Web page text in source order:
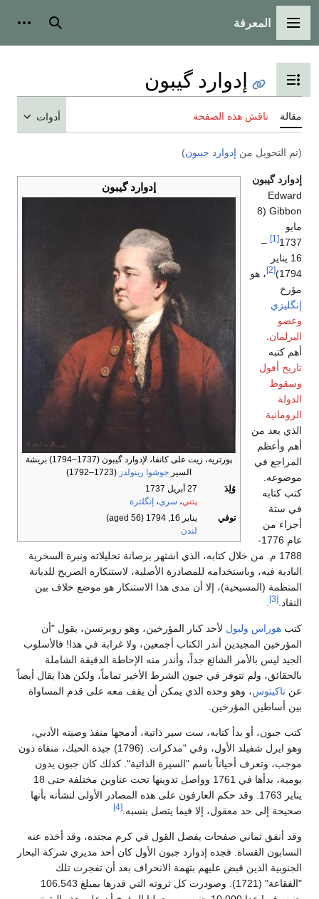
القائمة الرئيسية
المعرفة بحث
تبديل عرض جدول المحتويات
إدوارد گيبون
مقالة ناقش هذه الصفحة أدوات
(تم التحويل من إدوارد جيبون)
إدوارد گيبون
پورتريه، زيت على كانفا، لإدوارد گيبون (1737–1794) بريشة
السير جوشوا رينولدز (1723–1792)
وُلِدَ
27 أبريل 1737
پتني، سري، إنگلترة
توفي
يناير 16, 1794
(aged 56)
لندن
إدوارد گيبون
Edward
Gibbon (8
مايو
1737
[1]
–
16 يناير
1794)
[2]
، هو
مؤرخ
إنگليزي
وعضو
البرلمان
أهم كتبه
تاريخ أفول
وسقوط
الدولة
الرومانية
الذي يعد من
أهم وأعظم
المراجع في
موضوعه.
كتب كتابه
في ستة
أجزاء من
عام 1776-
1788 م. من خلال كتابه، الذي اشتهر برصانة تحليلاته ونبرة السخرية
البادية فيه، وباستخدامه للمصادرة الأصلية، لاستنكاره الصريح للديانة
المنظمة (المسيحية)، إلا أن مدى هذا الاستنكار هو موضع خلاف بين
النقاد. [3]
كتب هوراس ولبول لأحد كبار المؤرخين، وهو روبرتسن، يقول "أن
المؤرخين المجيدين أندر الكتاب أجمعين، ولا غرابة في هذا! فالأسلوب
الجيد ليس بالأمر الشائع جداً، وأندر منه الإحاطة الدقيقة الشاملة
بالحقائق، ولم تتوفر في جبون الشرط الأخير تماماً، ولكن هذا يقال أيضاً
عن تاكيتوس، وهو وحده الذي يمكن أن يقف معه على قدم المساواة
بين أساطين المؤرخين.
كتب جبون، أو بدأ كتابه، ست سير ذاتية، أدمجها منفذ وصيته الأدبي،
وهو ايرل شفيلد الأول، وفي "مذكرات. (1796) جيدة الحبك، منقاة دون
موجب، وتعرف أحياناً باسم "السيرة الذاتية". كذلك كان جبون يدون
يومية، بدأها في 1761 وواصل تدوينها تحت عناوين مختلفة حتى 18
يناير 1763. وقد حكم العارفون على هذه المصادر الأولى لنشأته بأنها
صحيحة إلى حد معقول، إلا فيما يتصل بنسبه. [4]
وقد أنفق ثماني صفحات يفصل القول في كرم مجتده، وقد أخذه عنه
النسابون القساة. فجده إدوارد جبون الأول كان أحد مديري شركة البحار
الجنوبية الذين قبض عليهم بتهمة الانحراف بعد أن تفجرت تلك
"الفقاعة" (1721). وصودرت كل ثروته التي قدرها بمبلغ 106.543